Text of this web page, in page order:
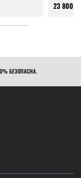
23 800 ₽
БЕЗОПАСНА.